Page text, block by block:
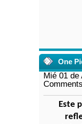
One
Mié 01 de
Este